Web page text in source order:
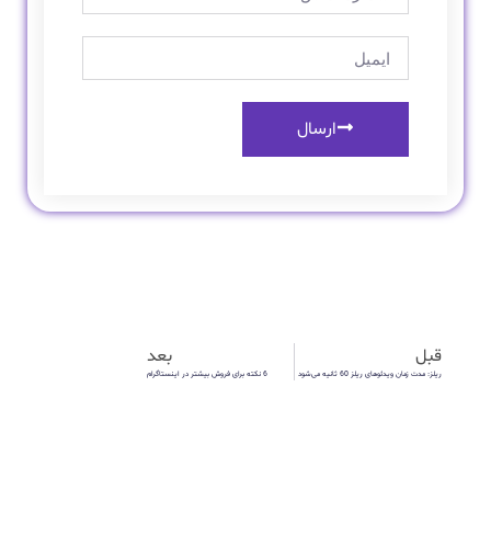
ارسال
قبل
ریلز: مدت زمان ویدئوهای ریلز 60 ثانیه می‌شود
بعد
6 نکته برای فروش بیشتر در اینستاگرام